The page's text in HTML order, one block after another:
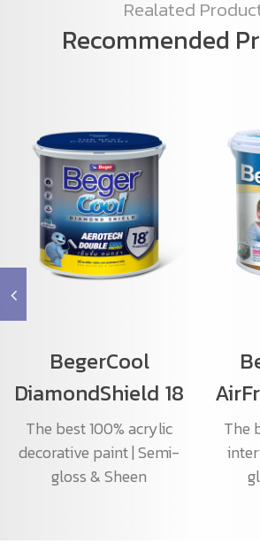
Realated
Recommended
BegerCool
DiamondShield 18
The best 100% acrylic
decorative paint | Semi-
gloss & Sheen
The